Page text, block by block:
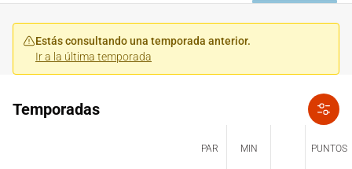
Estás consultando una temporada anterior.
Ir a la última temporada
Temporadas
PAR MIN PUNTOS